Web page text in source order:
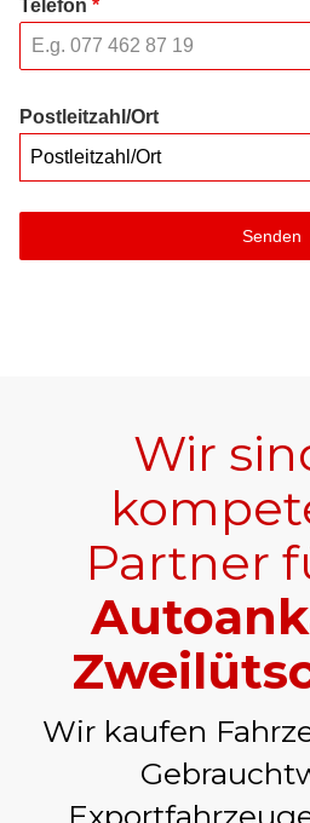
Telefon *
Postleitzahl/Ort
Postleitzahl/Ort
Senden
Wir
Partner
Wir kaufen